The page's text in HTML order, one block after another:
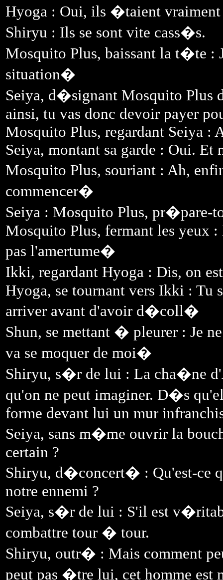
Hyoga : Oui, ils �taient vraiment
Shiryu : Ils se sont vite cass�s.
Mosquito Plus, baissant la t�te :
situation�
Seiya, d�signant Mosquito Plus
ainsi, tu vas donc devoir payer
Mosquito Plus, regardant Seiya :
Seiya, montant sa garde : Oui. Et
Mosquito Plus, souriant : Ah,
commencer�
Seiya : Mosquito Plus,
Mosquito Plus, fermant les yeux
pas l'amertume�
Ikki, regardant Hyoga : Dis, on
Hyoga, se tournant vers Ikki : Tu
arriver avant d'avoir d�coll�
Shun, se mettant � pleurer : Je
va se moquer de moi�
Shiryu, s�r de lui : La cha�ne
qu'on ne peut imaginer. D�s
forme devant lui un mur
Seiya, sans m�me ouvrir la
certain ?
Shiryu, d�concert� : Qu'est-ce
notre ennemi ?
Seiya, s�r de lui : S'il est
combattre tour � tour.
Shiryu, outr� : Mais comment
peut pas �tre lui, cet homme est